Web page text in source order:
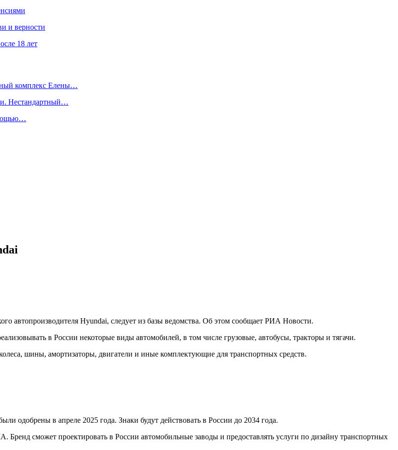
и верности
18 лет
комплекс Елены…
Нестандартный…
автопроизводителя Hyundai, следует из базы ведомства. Об этом сообщает РИА Новости.
в России некоторые виды автомобилей, в том числе грузовые, автобусы, тракторы и тягачи.
шины, амортизаторы, двигатели и иные комплектующие для транспортных средств.
одобрены в апреле 2025 года. Знаки будут действовать в России до 2034 года.
Бренд сможет проектировать в России автомобильные заводы и предоставлять услуги по дизайну транспортных